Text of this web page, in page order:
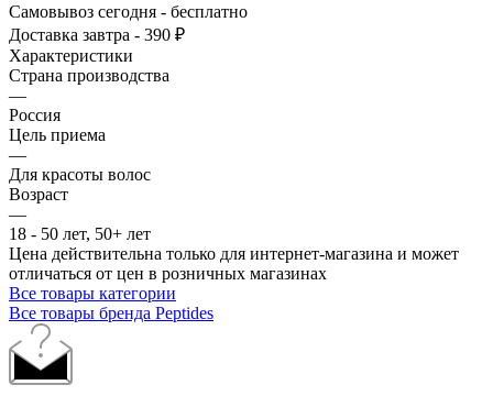
Самовывоз сегодня - бесплатно
Доставка завтра - 390 ₽
Характеристики
Страна производства
—
Россия
Цель приема
—
Для красоты волос
Возраст
—
18 - 50 лет, 50+ лет
Цена действительна только для интернет-магазина и может
отличаться от цен в розничных магазинах
Все товары категории
Все товары бренда Peptides